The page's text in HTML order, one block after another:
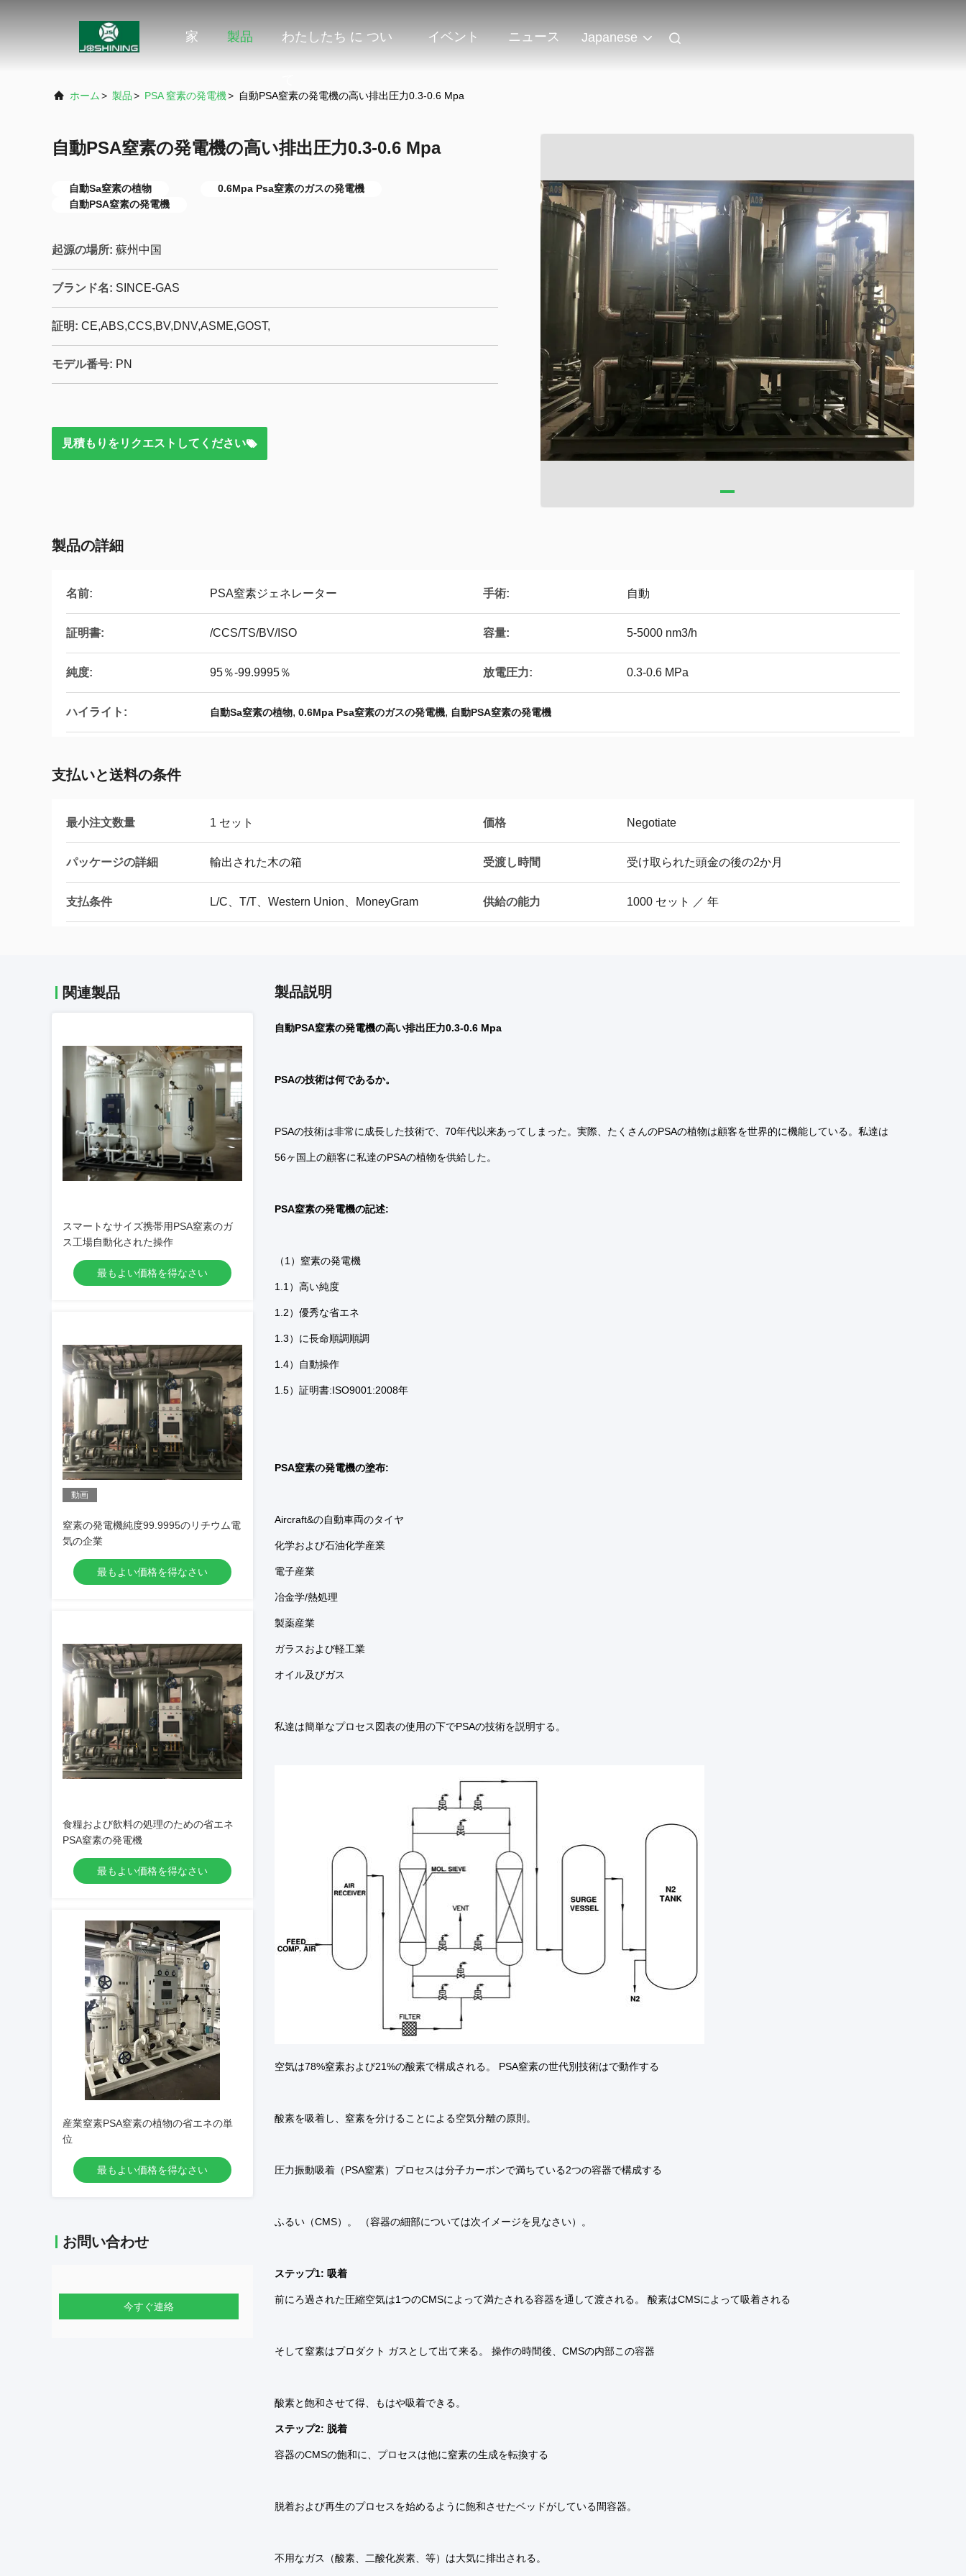
家 製品 わたしたち に つい イベント ニュース Japanese
ホーム > 製品> PSA 窒素の発電機> 自動PSA窒素の発電機の高い排出圧力0.3-0.6 Mpa
自動PSA窒素の発電機の高い排出圧力0.3-0.6 Mpa
自動Sa窒素の植物
0.6Mpa Psa窒素のガスの発電機
自動PSA窒素の発電機
起源の場所: 蘇州中国
ブランド名: SINCE-GAS
証明: CE,ABS,CCS,BV,DNV,ASME,GOST,
モデル番号: PN
見積もりをリクエストしてください
製品の詳細
名前: PSA窒素ジェネレーター 手術: 自動
証明書: /CCS/TS/BV/ISO 容量: 5-5000 nm3/h
純度: 95％-99.9995％ 放電圧力: 0.3-0.6 MPa
ハイライト: 自動Sa窒素の植物, 0.6Mpa Psa窒素のガスの発電機, 自動PSA窒素の発電機
支払いと送料の条件
最小注文数量 1 セット 価格 Negotiate
パッケージの詳細 輸出された木の箱 受渡し時間 受け取られた頭金の後の2か月
支払条件 L/C、T/T、Western Union、MoneyGram 供給の能力 1000 セット ／ 年
関連製品
スマートなサイズ携帯用PSA窒素のガ
ス工場自動化された操作
最もよい価格を得なさい
動画
窒素の発電機純度99.9995のリチウム電
気の企業
最もよい価格を得なさい
食糧および飲料の処理のための省エネ
PSA窒素の発電機
最もよい価格を得なさい
産業窒素PSA窒素の植物の省エネの単
位
最もよい価格を得なさい
お問い合わせ
今すぐ連絡
製品説明
自動PSA窒素の発電機の高い排出圧力0.3-0.6 Mpa
PSAの技術は何であるか。
PSAの技術は非常に成長した技術で、70年代以来あってしまった。実際、たくさんのPSAの植物は顧客を世界的に機能している。私達は
56ヶ国上の顧客に私達のPSAの植物を供給した。
PSA窒素の発電機の記述:
（1）窒素の発電機
1.1）高い純度
1.2）優秀な省エネ
1.3）に長命順調順調
1.4）自動操作
1.5）証明書:ISO9001:2008年
PSA窒素の発電機の塗布:
Aircraft&の自動車両のタイヤ
化学および石油化学産業
電子産業
冶金学/熱処理
製薬産業
ガラスおよび軽工業
オイル及びガス
私達は簡単なプロセス図表の使用の下でPSAの技術を説明する。
空気は78%窒素および21%の酸素で構成される。 PSA窒素の世代別技術はで動作する
酸素を吸着し、窒素を分けることによる空気分離の原則。
圧力振動吸着（PSA窒素）プロセスは分子カーボンで満ちている2つの容器で構成する
ふるい（CMS）。 （容器の細部については次イメージを見なさい）。
ステップ1: 吸着
前にろ過された圧縮空気は1つのCMSによって満たされる容器を通して渡される。 酸素はCMSによって吸着される
そして窒素はプロダクト ガスとして出て来る。 操作の時間後、CMSの内部この容器
酸素と飽和させて得、もはや吸着できる。
ステップ2: 脱着
容器のCMSの飽和に、プロセスは他に窒素の生成を転換する
脱着および再生のプロセスを始めるように飽和させたベッドがしている間容器。
不用なガス（酸素、二酸化炭素、等）は大気に排出される。